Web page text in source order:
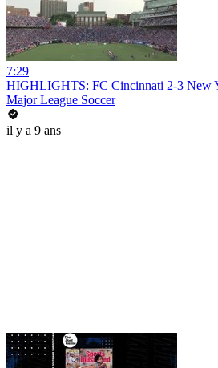
7:29
HIGHLIGHTS: FC Cincinnati 2-3 New
Major League Soccer
il y a 9 ans